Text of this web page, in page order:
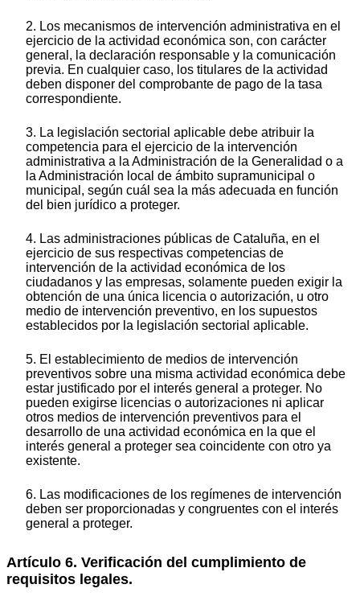
2. Los mecanismos de intervención administrativa en el
ejercicio de la actividad económica son, con carácter
general, la declaración responsable y la comunicación
previa. En cualquier caso, los titulares de la actividad
deben disponer del comprobante de pago de la tasa
correspondiente.
3. La legislación sectorial aplicable debe atribuir la
competencia para el ejercicio de la intervención
administrativa a la Administración de la Generalidad o a
la Administración local de ámbito supramunicipal o
municipal, según cuál sea la más adecuada en función
del bien jurídico a proteger.
4. Las administraciones públicas de Cataluña, en el
ejercicio de sus respectivas competencias de
intervención de la actividad económica de los
ciudadanos y las empresas, solamente pueden exigir la
obtención de una única licencia o autorización, u otro
medio de intervención preventivo, en los supuestos
establecidos por la legislación sectorial aplicable.
5. El establecimiento de medios de intervención
preventivos sobre una misma actividad económica debe
estar justificado por el interés general a proteger. No
pueden exigirse licencias o autorizaciones ni aplicar
otros medios de intervención preventivos para el
desarrollo de una actividad económica en la que el
interés general a proteger sea coincidente con otro ya
existente.
6. Las modificaciones de los regímenes de intervención
deben ser proporcionadas y congruentes con el interés
general a proteger.
Artículo 6. Verificación del cumplimiento de
requisitos legales.